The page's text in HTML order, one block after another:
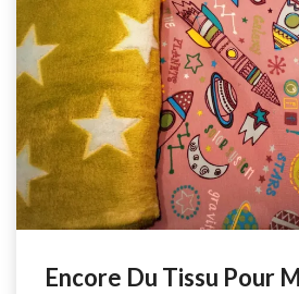
Encore Du Tissu Pour